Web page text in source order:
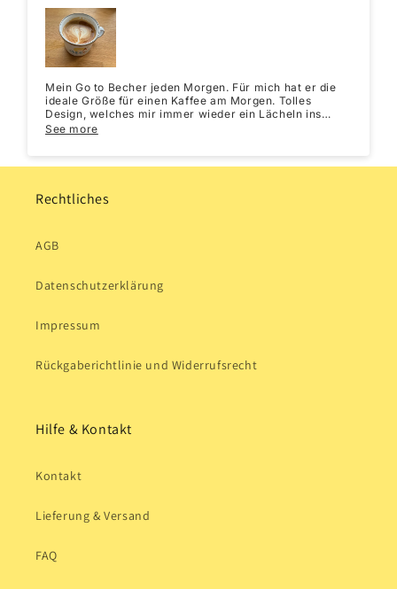
Mein Go to Becher jeden Morgen. Für mich hat er die
ideale Größe für einen Kaffee am Morgen. Tolles
Design, welches mir immer wieder ein Lächeln ins
Gesicht zaubert. Habe ihn bestimmt schon 30-mal in
See more
Rechtliches
AGB
Datenschutzerklärung
Impressum
Rückgaberichtlinie und Widerrufsrecht
Hilfe & Kontakt
Kontakt
Lieferung & Versand
FAQ